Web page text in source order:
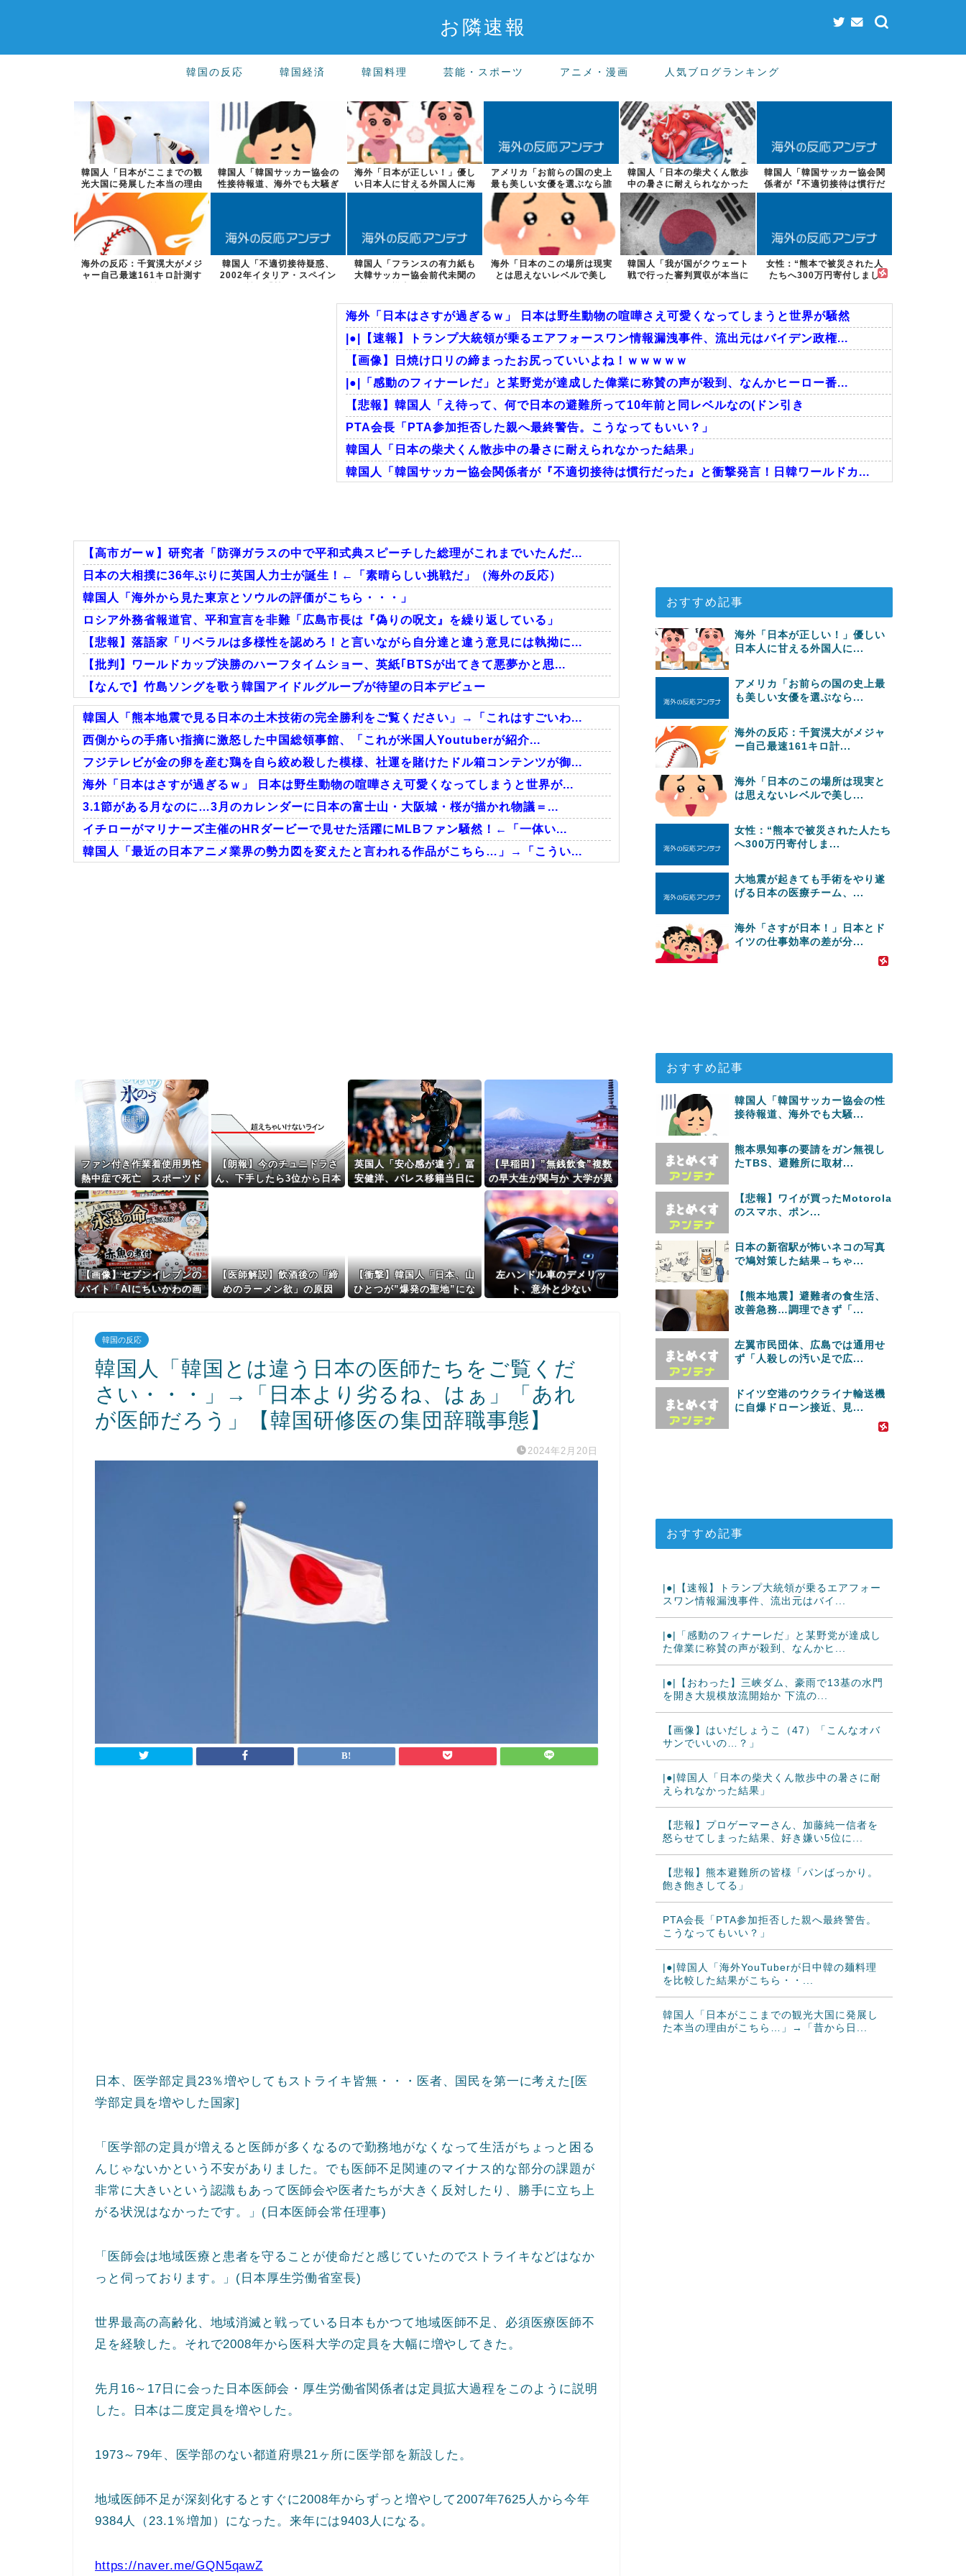
お隣速報
韓国の反応 韓国経済 韓国料理 芸能・スポーツ アニメ・漫画 人気ブログランキング
韓国人「日本がここまでの観
光大国に発展した本当の理由
がこちら…」...
韓国人「韓国サッカー協会の
性接待報道、海外でも大騒ぎ
に・・・20...
海外「日本が正しい！」優し
い日本人に甘える外国人に海
外が大騒ぎ
アメリカ「お前らの国の史上
最も美しい女優を選ぶなら誰
になる？」
韓国人「日本の柴犬くん散歩
中の暑さに耐えられなかった
結果」
韓国人「韓国サッカー協会関
係者が『不適切接待は慣行だ
った』と衝撃...
海外の反応：千賀滉大がメジ
ャー自己最速161キロ計測す
韓国人「不適切接待疑惑、
2002年イタリア・スペイン
韓国人「フランスの有力紙も
大韓サッカー協会前代未聞の
海外「日本のこの場所は現実
とは思えないレベルで美し
韓国人「我が国がクウェート
戦で行った審判買収が本当に
女性：“熊本で被災された人
たちへ300万円寄付しまし
海外「日本はさすが過ぎるｗ」 日本は野生動物の喧嘩さえ可愛くなってしまうと世界が騒然
|●|【速報】トランプ大統領が乗るエアフォースワン情報漏洩事件、流出元はバイデン政権...
【画像】日焼け口リの締まったお尻っていいよね！ｗｗｗｗｗ
|●|「感動のフィナーレだ」と某野党が達成した偉業に称賛の声が殺到、なんかヒーロー番...
【悲報】韓国人「え待って、何で日本の避難所って10年前と同レベルなの(ドン引き
PTA会長「PTA参加拒否した親へ最終警告。こうなってもいい？」
韓国人「日本の柴犬くん散歩中の暑さに耐えられなかった結果」
韓国人「韓国サッカー協会関係者が『不適切接待は慣行だった』と衝撃発言！日韓ワールドカ...
韓国人「“韓国サッカー”性接待の試合結果をご覧ください」→「マッサージ効果は間違いな...
Powered by livedoor 相互RSS
【高市ガーｗ】研究者「防弾ガラスの中で平和式典スピーチした総理がこれまでいたんだ...
日本の大相撲に36年ぶりに英国人力士が誕生！←「素晴らしい挑戦だ」（海外の反応）
韓国人「海外から見た東京とソウルの評価がこちら・・・」
ロシア外務省報道官、平和宣言を非難「広島市長は『偽りの呪文』を繰り返している」
【悲報】落語家「リベラルは多様性を認めろ！と言いながら自分達と違う意見には執拗に...
【批判】ワールドカップ決勝のハーフタイムショー、英紙｢BTSが出てきて悪夢かと思...
【なんで】竹島ソングを歌う韓国アイドルグループが待望の日本デビュー
Powered by livedoor 相互RSS
韓国人「熊本地震で見る日本の土木技術の完全勝利をご覧ください」→「これはすごいわ...
西側からの手痛い指摘に激怒した中国総領事館、「これが米国人Youtuberが紹介...
フジテレビが金の卵を産む鶏を自ら絞め殺した模様、社運を賭けたドル箱コンテンツが御...
海外「日本はさすが過ぎるｗ」 日本は野生動物の喧嘩さえ可愛くなってしまうと世界が...
3.1節がある月なのに…3月のカレンダーに日本の富士山・大阪城・桜が描かれ物議＝...
イチローがマリナーズ主催のHRダービーで見せた活躍にMLBファン騒然！←「一体い...
韓国人「最近の日本アニメ業界の勢力図を変えたと言われる作品がこちら…」→「こうい...
ファン付き作業着使用男性
熱中症で死亡 スポーツド
リンクやゼリー飲料持参も
[8/8]
【朗報】今のチュニドラさ
ん、下手したら3位から日本
英国人「安心感が違う」冨
安健洋、パレス移籍当日に
【早稲田】”無銭飲食”複数
の早大生が関与か 大学が異
例の注意喚起
【画像】セブンイレブンの
バイト「AIにちいかわの画
【医師解説】飲酒後の「締
めのラーメン欲」の原因
【衝撃】韓国人「日本、山
ひとつが”爆発の聖地”にな
左ハンドル車のデメリッ
ト、意外と少ない
韓国の反応
韓国人「韓国とは違う日本の医師たちをご覧くだ
さい・・・」→「日本より劣るね、はぁ」「あれ
が医師だろう」【韓国研修医の集団辞職事態】
2024年2月20日
日本、医学部定員23％増やしてもストライキ皆無・・・医者、国民を第一に考えた[医
学部定員を増やした国家]
「医学部の定員が増えると医師が多くなるので勤務地がなくなって生活がちょっと困る
んじゃないかという不安がありました。でも医師不足関連のマイナス的な部分の課題が
非常に大きいという認識もあって医師会や医者たちが大きく反対したり、勝手に立ち上
がる状況はなかったです。」(日本医師会常任理事)
「医師会は地域医療と患者を守ることが使命だと感じていたのでストライキなどはなか
っと伺っております。」(日本厚生労働省室長)
世界最高の高齢化、地域消滅と戦っている日本もかつて地域医師不足、必須医療医師不
足を経験した。それで2008年から医科大学の定員を大幅に増やしてきた。
先月16～17日に会った日本医師会・厚生労働省関係者は定員拡大過程をこのように説明
した。日本は二度定員を増やした。
1973～79年、医学部のない都道府県21ヶ所に医学部を新設した。
地域医師不足が深刻化するとすぐに2008年からずっと増やして2007年7625人から今年
9384人（23.1％増加）になった。来年には9403人になる。
https://naver.me/GQN5qawZ
おすすめ記事
海外「日本が正しい！」優しい
日本人に甘える外国人に...
アメリカ「お前らの国の史上最
も美しい女優を選ぶなら...
海外の反応：千賀滉大がメジャ
ー自己最速161キロ計...
海外「日本のこの場所は現実と
は思えないレベルで美し...
女性：“熊本で被災された人たち
へ300万円寄付しま...
大地震が起きても手術をやり遂
げる日本の医療チーム、...
海外「さすが日本！」日本とド
イツの仕事効率の差が分...
おすすめ記事
韓国人「韓国サッカー協会の性
接待報道、海外でも大騒...
熊本県知事の要請をガン無視し
たTBS、避難所に取材...
【悲報】ワイが買ったMotorola
のスマホ、ポン...
日本の新宿駅が怖いネコの写真
で鳩対策した結果→ちゃ...
【熊本地震】避難者の食生活、
改善急務…調理できず「...
左翼市民団体、広島では通用せ
ず「人殺しの汚い足で広...
ドイツ空港のウクライナ輸送機
に自爆ドローン接近、見...
おすすめ記事
|●|【速報】トランプ大統領が乗るエアフォー
スワン情報漏洩事件、流出元はバイ...
|●|「感動のフィナーレだ」と某野党が達成し
た偉業に称賛の声が殺到、なんかヒ...
|●|【おわった】三峡ダム、豪雨で13基の水門
を開き大規模放流開始か 下流の...
【画像】はいだしょうこ（47）「こんなオバ
サンでいいの…？」
|●|韓国人「日本の柴犬くん散歩中の暑さに耐
えられなかった結果」
【悲報】プロゲーマーさん、加藤純一信者を
怒らせてしまった結果、好き嫌い5位に...
【悲報】熊本避難所の皆様「パンばっかり。
飽き飽きしてる」
PTA会長「PTA参加拒否した親へ最終警告。
こうなってもいい？」
|●|韓国人「海外YouTuberが日中韓の麺料理
を比較した結果がこちら・・...
韓国人「日本がここまでの観光大国に発展し
た本当の理由がこちら…」→「昔から日...